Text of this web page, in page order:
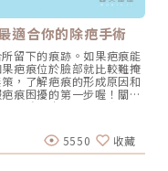
適合你的除疤手術
留下的痕跡。如果疤痕能
疤痕位於臉部就比較難掩
，了解疤痕的形成原因和
痕困擾的第一步喔！關於
導致的皮膚問題。疤痕是
口所新生的皮膚組織。在
，為了修復受損的組織，
的皮膚更混亂，並且增生
原因。疤痕的類型有哪
5550 收藏